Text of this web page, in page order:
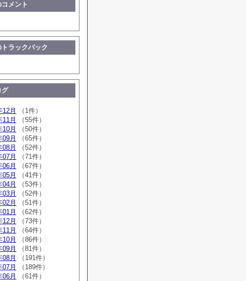
メント
ラックバック
グ
12月
（1件）
11月
（55件）
10月
（50件）
09月
（65件）
08月
（52件）
07月
（71件）
06月
（67件）
05月
（41件）
04月
（53件）
03月
（52件）
02月
（51件）
01月
（62件）
12月
（73件）
11月
（64件）
10月
（86件）
09月
（81件）
08月
（191件）
07月
（189件）
06月
（61件）